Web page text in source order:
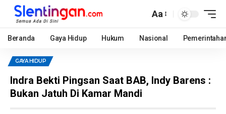
Aa
Beranda Gaya Hidup Hukum Nasional
GAYA HIDUP
Indra Bekti Pingsan Saat BAB, Indy Barens :
Bukan Jatuh Di Kamar Mandi